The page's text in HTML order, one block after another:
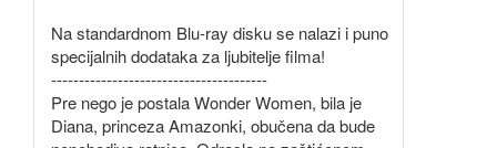
Na standardnom Blu-ray disku se nalazi i puno
specijalnih dodataka za ljubitelje filma!
---------------------------------------
Pre nego je postala Wonder Women, bila je
Diana, princeza Amazonki, obučena da bude